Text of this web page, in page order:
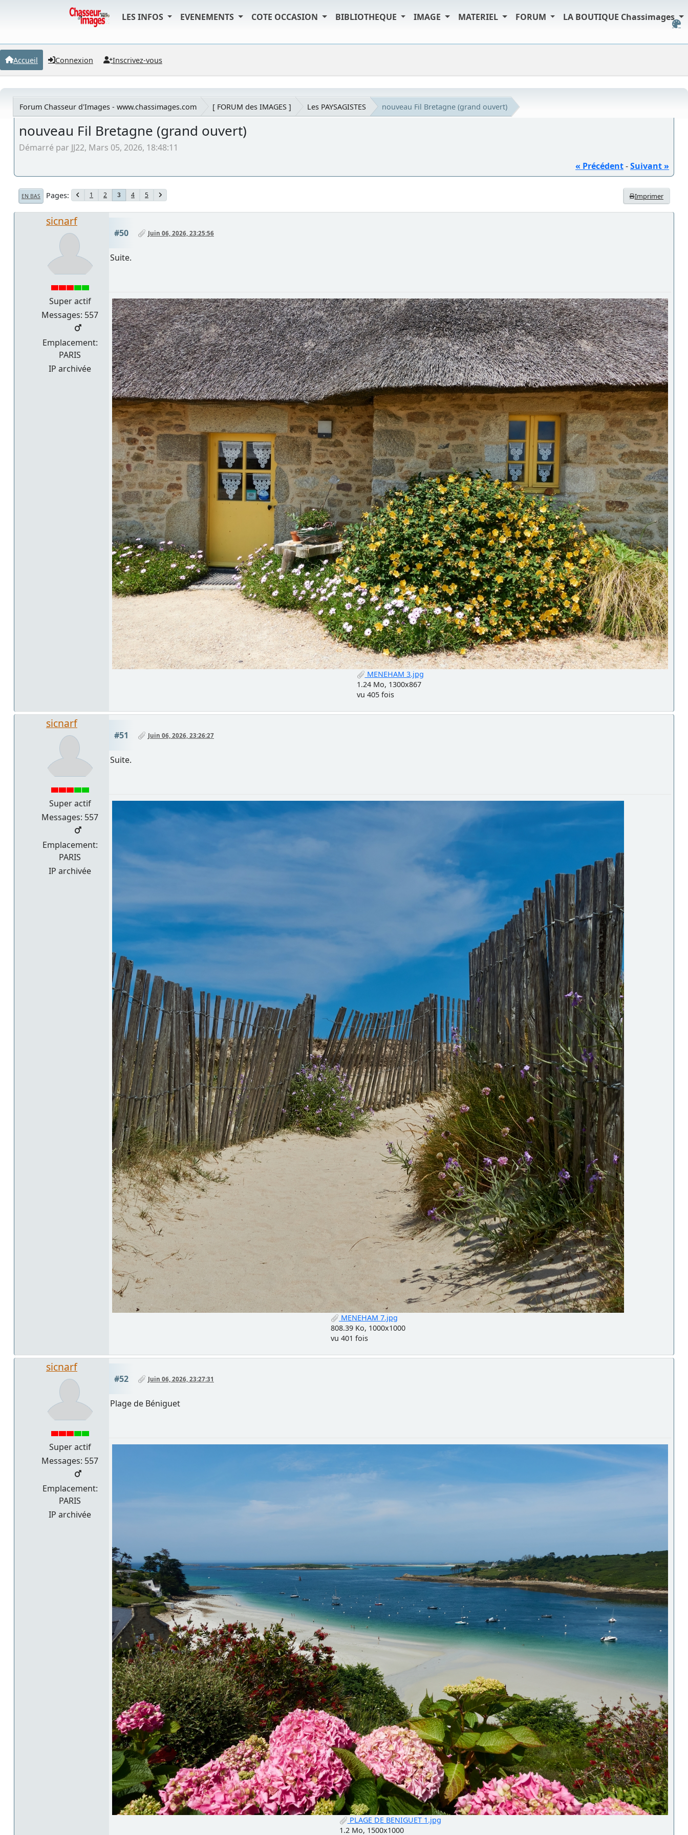
LES INFOS EVENEMENTS COTE OCCASION BIBLIOTHEQUE IMAGE MATERIEL FORUM LA BOUTIQUE Chassimages
Accueil Connexion Inscrivez-vous
Forum Chasseur d'Images - www.chassimages.com [ FORUM des IMAGES ] Les PAYSAGISTES nouveau Fil Bretagne (grand ouvert)
nouveau Fil Bretagne (grand ouvert)
Démarré par JJ22, Mars 05, 2026, 18:48:11
« Précédent-Suivant »
Imprimer
EN BAS Pages 1 2 3 4 5
sicnarf
Super actif
Messages: 557
Emplacement:
PARIS
IP archivée
#50 Juin 06, 2026, 23:25:56
Suite.
MENEHAM 3.jpg
1.24 Mo, 1300x867
vu 405 fois
sicnarf
Super actif
Messages: 557
Emplacement:
PARIS
IP archivée
#51 Juin 06, 2026, 23:26:27
Suite.
MENEHAM 7.jpg
808.39 Ko, 1000x1000
vu 401 fois
sicnarf
Super actif
Messages: 557
Emplacement:
PARIS
IP archivée
#52 Juin 06, 2026, 23:27:31
Plage de Béniguet
PLAGE DE BENIGUET 1.jpg
1.2 Mo, 1500x1000